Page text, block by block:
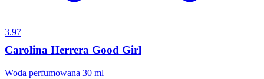
3.97
Carolina Herrera Good Girl
Woda perfumowana 30 ml